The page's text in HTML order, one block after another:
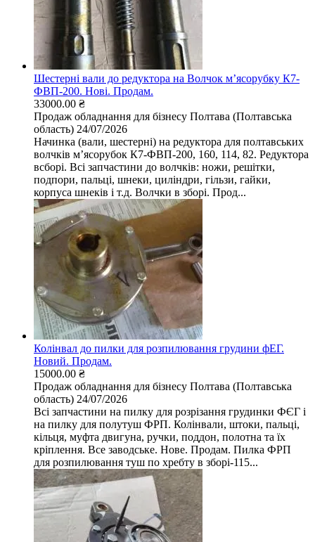
Шестерні вали до редуктора на Волчок мʼясорубку К7-
ФВП-200. Нові. Продам.
33000.00 ₴
Продаж обладнання для бізнесу Полтава (Полтавська
область) 24/07/2026
Начинка (вали, шестерні) на редуктора для полтавських
волчків мʼясорубок К7-ФВП-200, 160, 114, 82. Редуктора
всборі. Всі запчастини до волчків: ножи, решітки,
подпори, пальці, шнеки, циліндри, гільзи, гайки,
корпуса шнеків і т.д. Волчки в зборі. Прод...
Колінвал до пилки для розпилювання грудини фЕГ.
Новий. Продам.
15000.00 ₴
Продаж обладнання для бізнесу Полтава (Полтавська
область) 24/07/2026
Всі запчастини на пилку для розрізання грудинки ФЄГ і
на пилку для полутуш ФРП. Колінвали, штоки, пальці,
кільця, муфта двигуна, ручки, поддон, полотна та їх
кріплення. Все заводське. Нове. Продам. Пилка ФРП
для розпилювання туш по хребту в зборі-115...